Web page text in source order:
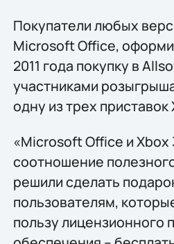
Покупатели любых
Microsoft Office,
2011 года покупку в
участниками
одну из трех приставок
«Мicrosoft Office и Xbox
соотношение
решили сделать
пользователям,
пользу лицензионного